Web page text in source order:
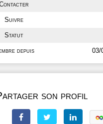
Suivre
Statut
depuis 03/
son profil